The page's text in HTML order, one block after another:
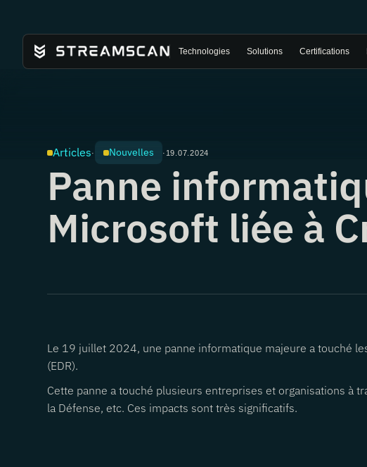
Technologies Solutions Certifications
Articles· Nouvelles · 19.07.2024
Panne
Microsoft liée à
Le 19 juillet 2024, une panne informatique majeure a touché
(EDR).
Cette panne a touché plusieurs entreprises et organisations à
la Défense, etc. Ces impacts sont très significatifs.